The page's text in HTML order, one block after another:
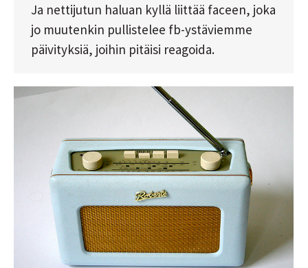
Ja nettijutun haluan kyllä liittää faceen, joka
jo muutenkin pullistelee fb-ystäviemme
päivityksiä, joihin pitäisi reagoida.